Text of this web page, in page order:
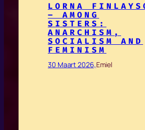
LORNA
– AMONG
SISTERS:
ANARCHISM,
SOCIALISM AND
FEMINISM
30 Maart 2026,Emiel